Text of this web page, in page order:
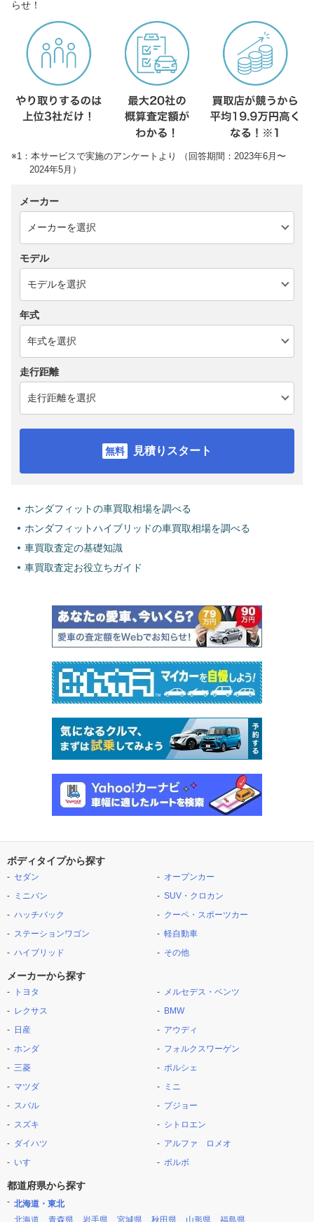
らせ！
※1：本サービスで実施のアンケートより （回答期間：2023年6月〜
2024年5月）
メーカー
モデル
年式
走行距離
見積りスタート
ホンダフィットの車買取相場を調べる
ホンダフィットハイブリッドの車買取相場を調べる
車買取査定の基礎知識
車買取査定お役立ちガイド
ボディタイプから探す
セダン
ミニバン
ハッチバック
ステーションワゴン
ハイブリッド
オープンカー
SUV・クロカン
クーペ・スポーツカー
軽自動車
その他
メーカーから探す
トヨタ
レクサス
日産
ホンダ
三菱
マツダ
スバル
スズキ
ダイハツ
いすゞ
メルセデス・ベンツ
BMW
アウディ
フォルクスワーゲン
ポルシェ
ミニ
プジョー
シトロエン
アルファ ロメオ
ボルボ
都道府県から探す
北海道・東北